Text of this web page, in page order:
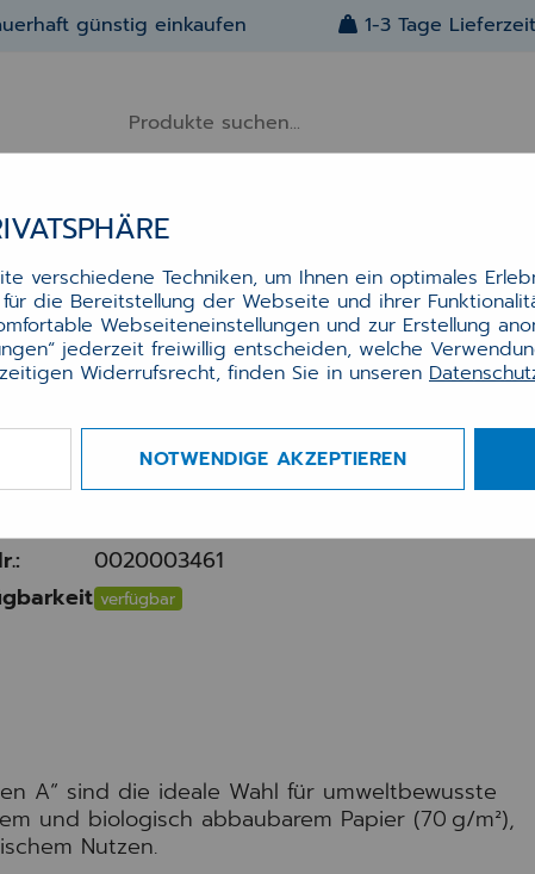
günstig einkaufen 1-3 Tage Lieferzeit
Alle Artikel
PAPIER-TRAGETASCHEN „APOTHEKEN A“ – 500 STÜCK
Tragetaschen „Apotheken
500 Stück
Tragetaschen „Apotheken A“ – 500 Stück
Papiertragetaschen für Apotheken,
0020003461
verfügbar
A“ sind die ideale Wahl für umweltbewusste
und biologisch abbaubarem Papier (70 g/m²),
Nutzen.
verschiedene Techniken, um Ihnen ein optimales
die Bereitstellung der Webseite und ihrer
Webseiteneinstellungen und zur Erstellung
jederzeit freiwillig entscheiden, welche
Widerrufsrecht, finden Sie in unseren
NOTWENDIGE AKZEPTIEREN